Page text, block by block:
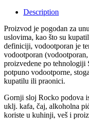
Description
Proizvod je pogodan za
uslovima, kao što su
definiciji, vodootporan je
vodootporan
proizvedene po tehnologiji
potpuno vodootporne,
kupatilu ili praonici.
Gornji sloj Rocko podova
uklj. kafa, čaj, alkoholna
koriste u kuhinji, veš i